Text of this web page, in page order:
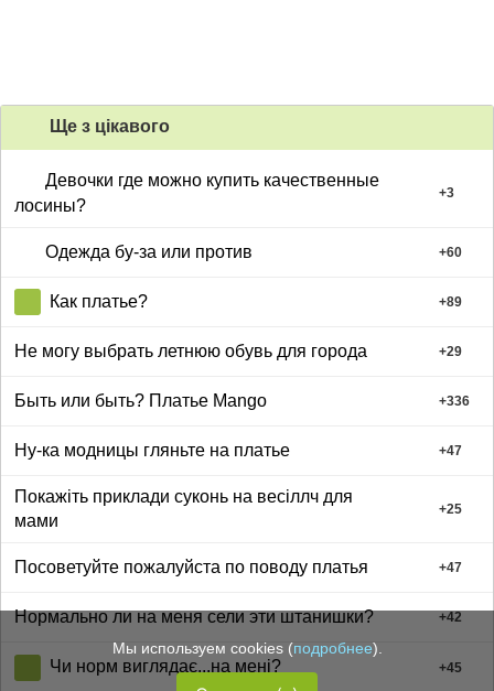
Ще з цiкавого
Девочки где можно купить качественные
лосины?
+3
Одежда бу-за или против +60
Как платье? +89
Не могу выбрать летнюю обувь для города +29
Быть или быть? Платье Mango +336
Ну-ка модницы гляньте на платье +47
Покажіть приклади суконь на весіллч для
мами
+25
Посоветуйте пожалуйста по поводу платья +47
Нормально ли на меня сели эти штанишки? +42
Чи норм виглядає...на мені? +45
Мы используем cookies (подробнее).